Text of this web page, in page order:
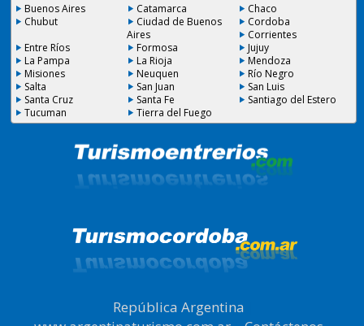
Buenos Aires Catamarca
Chaco
Chubut
Ciudad de Buenos
Aires
Cordoba
Corrientes
Entre Ríos
Formosa
Jujuy
La Pampa
La Rioja
Mendoza
Misiones
Neuquen
Río Negro
Salta
San Juan
San Luis
Santa Cruz
Santa Fe
Santiago del Estero
Tucuman
Tierra del Fuego
República Argentina